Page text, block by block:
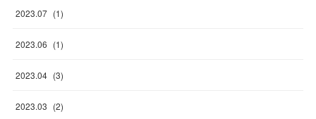
2023.07 (1)
2023.06 (1)
2023.04 (3)
2023.03 (2)